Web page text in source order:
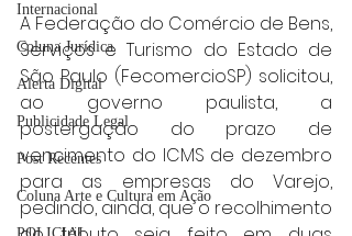
Internacional
Coluna Jurídica
Alerta Digital
Publicidade Legal
Post Recentes
Coluna Arte e Cultura em Ação
A Federação do Comércio de Bens,
Serviços e Turismo do Estado de
São Paulo (FecomercioSP) solicitou,
ao governo paulista, a
postergação do prazo de
vencimento do ICMS de dezembro
para as empresas do Varejo,
pedindo, ainda, que o recolhimento